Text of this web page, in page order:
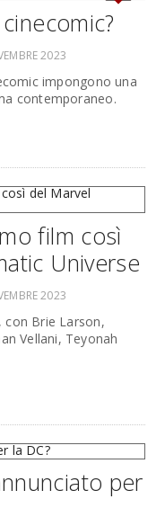
2023
impongono una
contemporaneo.
film così
Universe
2023
con Brie Larson,
Vellani, Teyonah
per